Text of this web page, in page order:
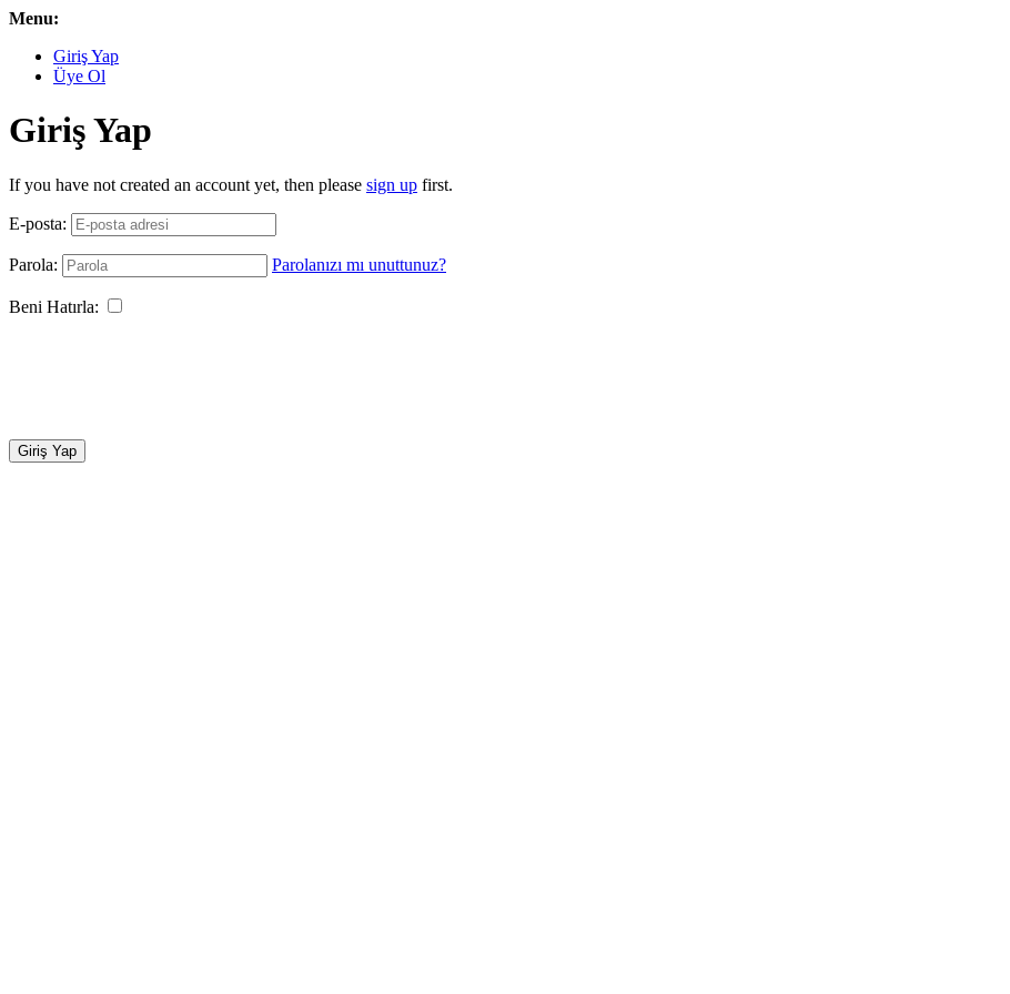
Menu:
Giriş Yap
Üye Ol
Giriş Yap
If you have not created an account yet, then please sign up first.
E-posta:
Parola: Parolanızı mı unuttunuz?
Beni Hatırla:
Giriş Yap